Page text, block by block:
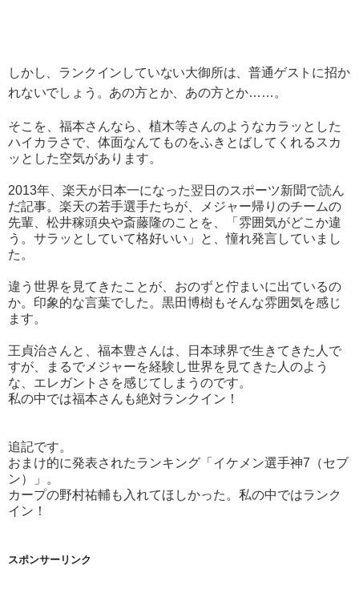
しかし、ランクインしていない大御所は、普通ゲストに招か
れないでしょう。あの方とか、あの方とか……。
そこを、福本さんなら、植木等さんのようなカラッとした
ハイカラさで、体面なんてものをふきとばしてくれるスカ
ッとした空気があります。
2013年、楽天が日本一になった翌日のスポーツ新聞で読ん
だ記事。楽天の若手選手たちが、メジャー帰りのチームの
先輩、松井稼頭央や斎藤隆のことを、「雰囲気がどこか違
う。サラッとしていて格好いい」と、憧れ発言していまし
た。
違う世界を見てきたことが、おのずと佇まいに出ているの
か。印象的な言葉でした。黒田博樹もそんな雰囲気を感じ
ます。
王貞治さんと、福本豊さんは、日本球界で生きてきた人で
すが、まるでメジャーを経験し世界を見てきた人のよう
な、エレガントさを感じてしまうのです。
私の中では福本さんも絶対ランクイン！
追記です。
おまけ的に発表されたランキング「イケメン選手神7（セブ
ン）」。
カープの野村祐輔も入れてほしかった。私の中ではランク
イン！
スポンサーリンク